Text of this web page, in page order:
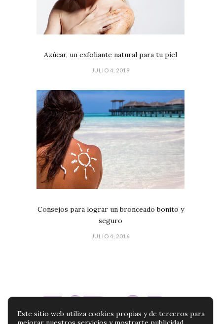
Azúcar, un exfoliante natural para tu piel
JULIO 4, 2019
Consejos para lograr un bronceado bonito y
seguro
JULIO 4, 2016
Este sitio web utiliza cookies propias y de terceros para